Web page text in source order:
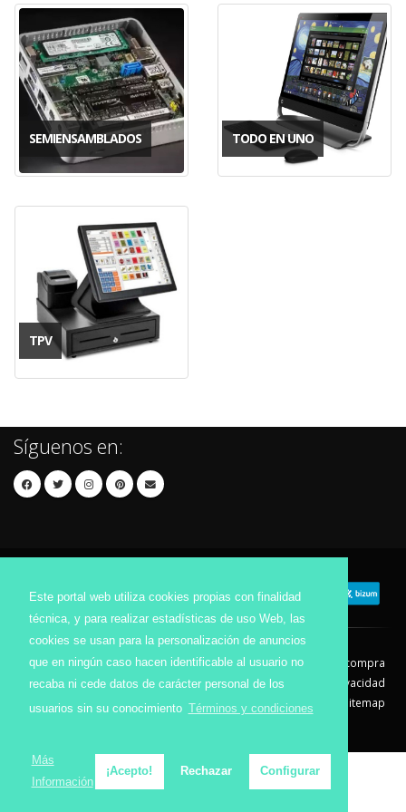
Este portal web utiliza cookies propias con finalidad
técnica, y para realizar estadísticas de uso Web, las
cookies se usan para la personalización de anuncios
que en ningún caso hacen identificable al usuario no
recaba ni cede datos de carácter personal de los
usuarios sin su conocimiento Términos y condiciones
Más
Información
¡Acepto! Rechazar Configurar
SEMIENSAMBLADOS TODO EN UNO
TPV
Síguenos en:
Contacto Aviso Legal
Condiciones de compra
Política de envíos
Política de devolución
Política de Privacidad
Política de Cookies
Sitemap